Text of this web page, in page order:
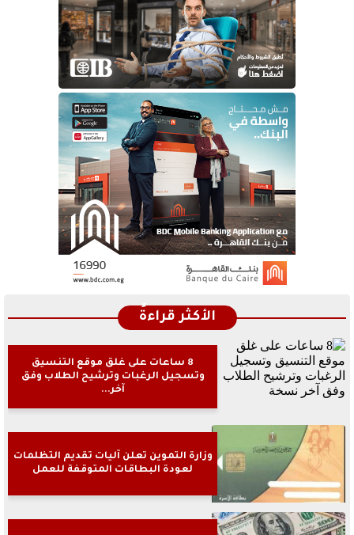
الأكثر قراءةً
8 ساعات على غلق موقع التنسيق
وتسجيل الرغبات وترشيح الطلاب وفق
آخر...
وزارة التموين تعلن آليات تقديم التظلمات
لعودة البطاقات المتوقفة للعمل